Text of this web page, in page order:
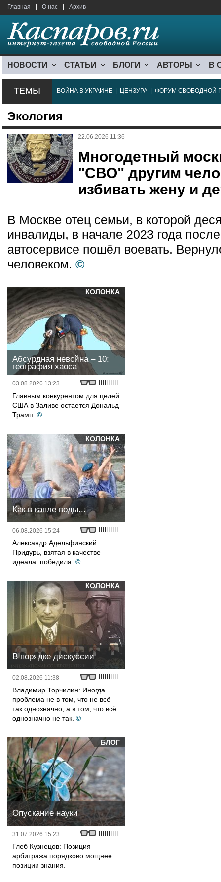
Главная О нас Архив
НОВОСТИ СТАТЬИ БЛОГИ АВТОРЫ В
ТЕМЫ ВОЙНА В УКРАИНЕ ЦЕНЗУРА ФОРУМ СВОБОДНОЙ
Экология
22.06.2026 11:36
Многодетный
"СВО" другим
избивать жену и
В Москве отец семьи, в которой
инвалиды, в начале 2023 года
автосервисе пошёл воевать.
человеком. ©
КОЛОНКА
Абсурдная невойна – 10:
география хаоса
03.08.2026 13:23
Главным конкурентом для целей
США в Заливе остается Дональд
Трамп. ©
КОЛОНКА
Как в капле воды...
06.08.2026 15:24
Александр Адельфинский:
Придурь, взятая в качестве
идеала, победила. ©
КОЛОНКА
В порядке дискуссии
02.08.2026 11:38
Владимир Торчилин: Иногда
проблема не в том, что не всё
так однозначно, а в том, что всё
однозначно не так. ©
БЛОГ
Опускание науки
31.07.2026 15:23
Глеб Кузнецов: Позиция
арбитража порядково мощнее
позиции знания.